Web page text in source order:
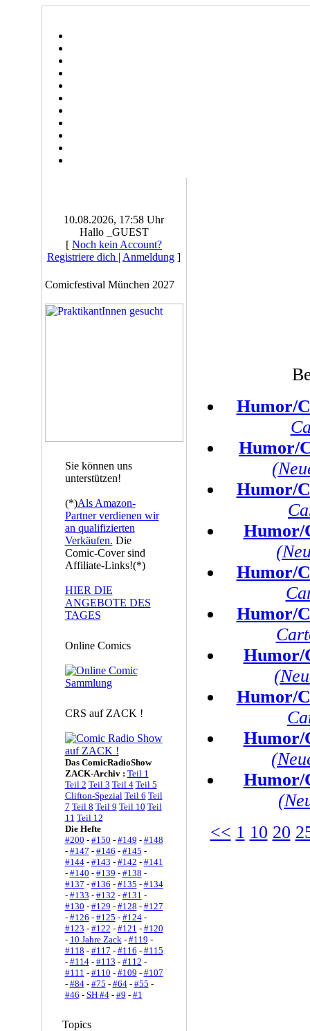
10.08.2026, 17:58 Uhr
Hallo _GUEST
[ Noch kein Account?
Registriere dich | Anmeldung ]
Comicfestival München 2027
Sie können uns
unterstützen!
(*)Als Amazon-
Partner verdienen wir
an qualifizierten
Verkäufen. Die
Comic-Cover sind
Affiliate-Links!(*)
HIER DIE
ANGEBOTE DES
TAGES
Online Comics
CRS auf ZACK !
Das ComicRadioShow
ZACK-Archiv : Teil 1
Teil 2 Teil 3 Teil 4 Teil 5
Clifton-Spezial Teil 6 Teil
7 Teil 8 Teil 9 Teil 10 Teil
11 Teil 12
Die Hefte
#200 - #150 - #149 - #148
- #147 - #146 - #145 -
#144- #143 - #142 - #141
- #140 - #139 - #138 -
#137 - #136 - #135 - #134
- #133 - #132 - #131 -
#130 - #129 - #128 - #127
- #126 - #125 - #124-
#123 - #122 - #121 - #120
- 10 Jahre Zack- #119 -
#118 - #117 - #116 - #115
- #114- #113 - #112 -
#111 - #110 - #109 - #107
- #84- #75 - #64- #55 -
#46 - SH #4- #9 - #1
Topics
Humor/
Humor/
Humor/
Humor/
Humor/
Humor/
Humor/
Humor/
Humor/
Humor/
<< 1 10 20